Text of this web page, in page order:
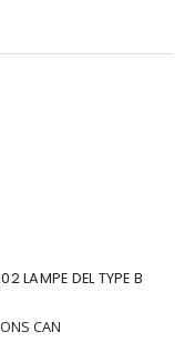
LAMPE DEL TYPE B
CAN